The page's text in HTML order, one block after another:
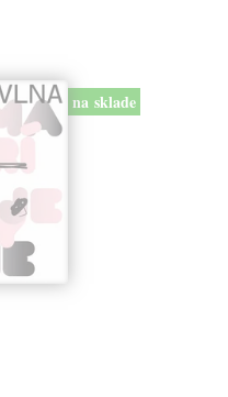
na sklade